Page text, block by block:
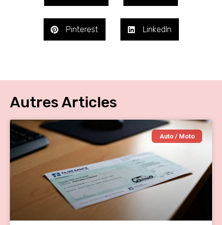
Pinterest LinkedIn
Autres Articles
Auto / Moto